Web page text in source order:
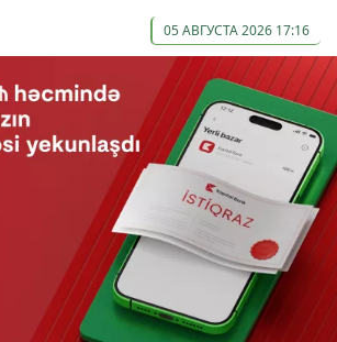
05 АВГУСТА 2026 17:16